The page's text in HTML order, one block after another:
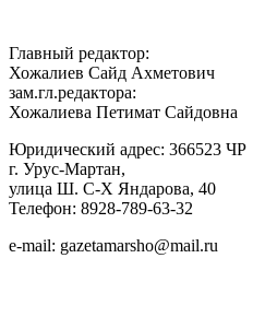
Главный редактор:
Хожалиев Сайд Ахметович
зам.гл.редактора:
Хожалиева Петимат Сайдовна
Юридический адрес: 366523 ЧР
г. Урус-Мартан,
улица Ш. С-Х Яндарова, 40
Телефон: 8928-789-63-32
e-mail: gazetamarsho@mail.ru